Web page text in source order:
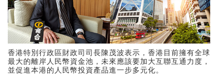
香港特別行政區財政司司長陳茂波表示，香港目前擁有全球
最大的離岸人民幣資金池，未來應該要加大互聯互通力度，
並促進本港的人民幣投資產品進一步多元化。